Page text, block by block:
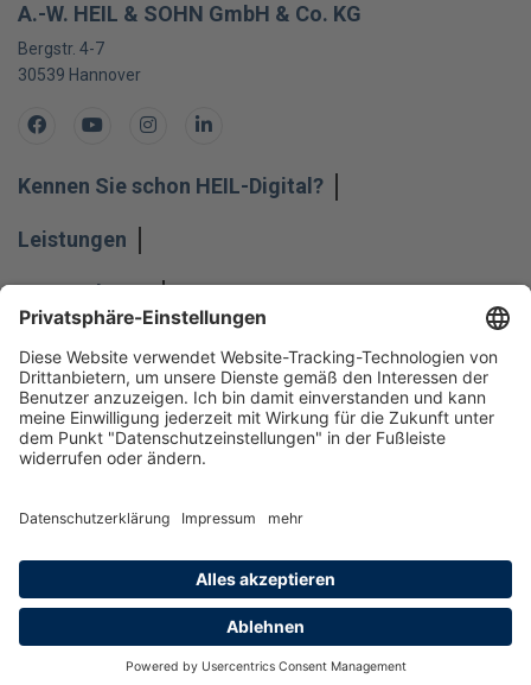
A.-W. HEIL & SOHN GmbH & Co. KG
Bergstr. 4-7
30539 Hannover
FacebookYoutubeInstagramLinkedIn
Kennen Sie schon HEIL-Digital?
Leistungen
Unternehmen
Impressum
Datenschutzeinstellungen
Allgemeine Geschäftsbedingungen